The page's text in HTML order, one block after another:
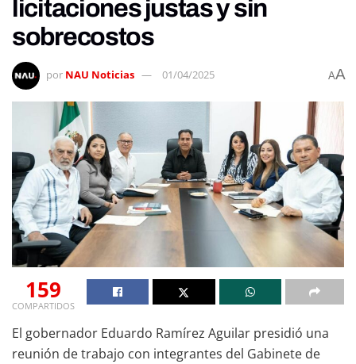
licitaciones justas y sin
sobrecostos
por NAU Noticias 01/04/2025 AA
159
COMPARTIDOS
El gobernador Eduardo Ramírez Aguilar presidió una
reunión de trabajo con integrantes del Gabinete de